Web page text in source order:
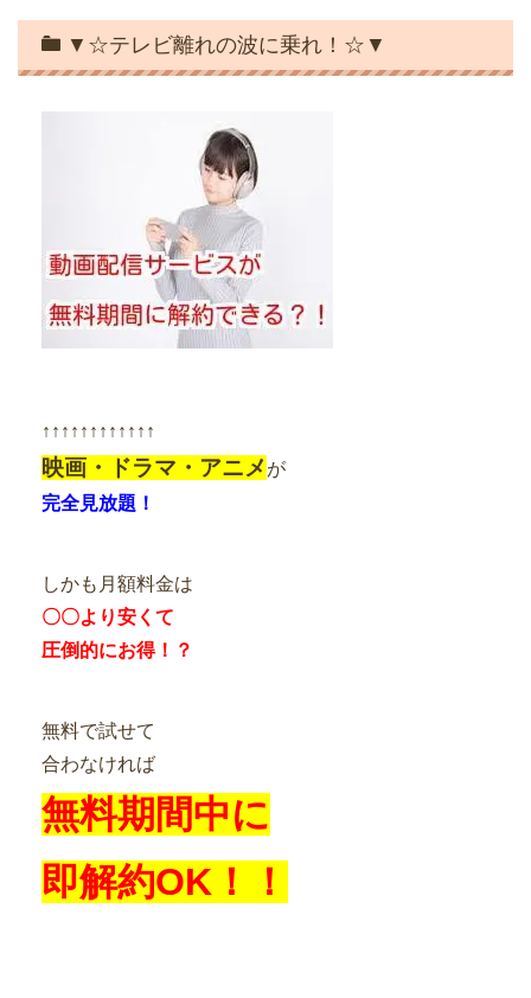
▼☆テレビ離れの波に乗れ！☆▼
↑↑↑↑↑↑↑↑↑↑↑↑
映画・ドラマ・アニメが
完全見放題！
しかも月額料金は
〇〇より安くて
圧倒的にお得！？
無料で試せて
合わなければ
無料期間中に
即解約OK！！